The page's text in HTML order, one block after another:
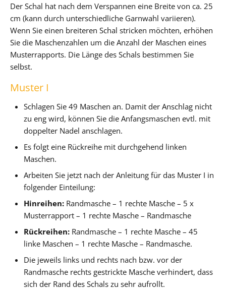
Der Schal hat nach dem Verspannen eine Breite von ca. 25
cm (kann durch unterschiedliche Garnwahl variieren).
Wenn Sie einen breiteren Schal stricken möchten, erhöhen
Sie die Maschenzahlen um die Anzahl der Maschen eines
Musterrapports. Die Länge des Schals bestimmen Sie
selbst.
Muster I
Schlagen Sie 49 Maschen an. Damit der Anschlag nicht
zu eng wird, können Sie die Anfangsmaschen evtl. mit
doppelter Nadel anschlagen.
Es folgt eine Rückreihe mit durchgehend linken
Maschen.
Arbeiten Sie jetzt nach der Anleitung für das Muster I in
folgender Einteilung:
Hinreihen: Randmasche – 1 rechte Masche – 5 x
Musterrapport – 1 rechte Masche – Randmasche
Rückreihen: Randmasche – 1 rechte Masche – 45
linke Maschen – 1 rechte Masche – Randmasche.
Die jeweils links und rechts nach bzw. vor der
Randmasche rechts gestrickte Masche verhindert, dass
sich der Rand des Schals zu sehr aufrollt.